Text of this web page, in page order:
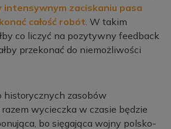
intensywnym zaciskaniu pasa
całość robót. W takim
co liczyć na pozytywny feedback
przekonać do niemożliwości
historycznych zasobów
wycieczka w czasie będzie
bo sięgająca wojny polsko-